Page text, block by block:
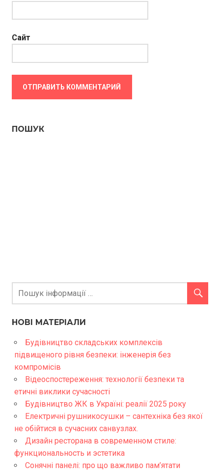
Сайт
ПОШУК
НОВІ МАТЕРІАЛИ
Будівництво складських комплексів
підвищеного рівня безпеки: інженерія без
компромісів
Відеоспостереження: технології безпеки та
етичні виклики сучасності
Будівництво ЖК в Україні: реалії 2025 року
Електричні рушникосушки – сантехніка без якої
не обійтися в сучасних санвузлах.
Дизайн ресторана в современном стиле:
функциональность и эстетика
Сонячні панелі: про що важливо пам’ятати